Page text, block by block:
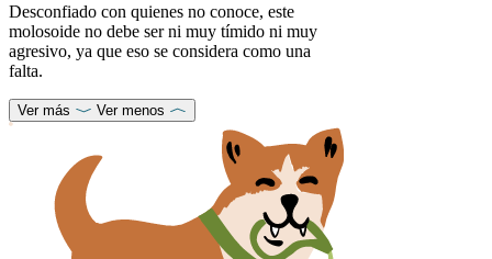
Desconfiado con quienes no conoce, este
molosoide no debe ser ni muy tímido ni muy
agresivo, ya que eso se considera como una
falta.
Ver más Ver menos